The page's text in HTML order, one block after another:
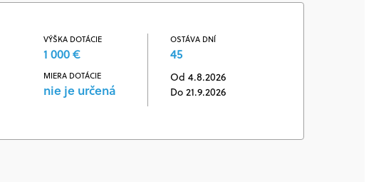
VÝŠKA DOTÁCIE
1 000 €
MIERA DOTÁCIE
nie je určená
OSTÁVA DNÍ
45
Od 4.8.2026
Do 21.9.2026